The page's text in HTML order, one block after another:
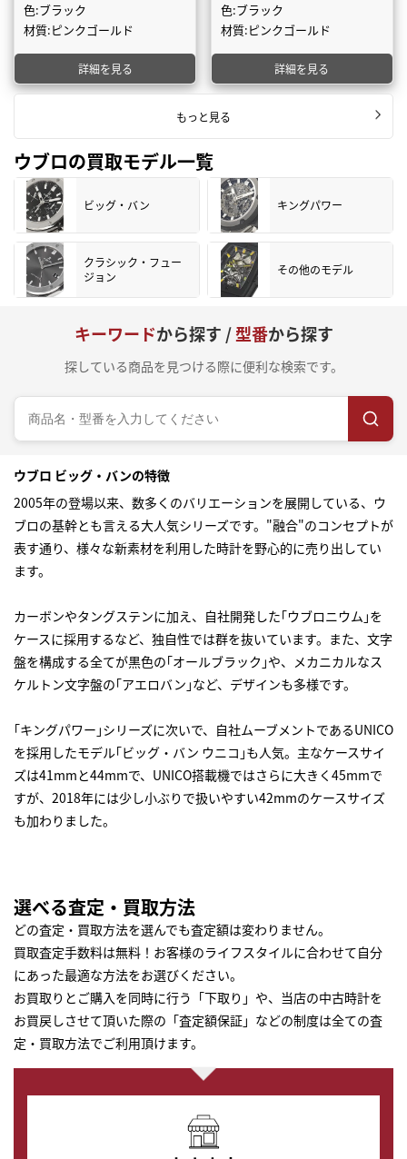
色:ブラック
材質:ピンクゴールド
詳細を見る
色:ブラック
材質:ピンクゴールド
詳細を見る
もっと見る
ウブロの買取モデル一覧
ビッグ・バン キングパワー
クラシック・フュー
ジョン
その他のモデル
キーワードから探す /型番から探す
探している商品を見つける際に便利な検索です。
ウブロ ビッグ・バンの特徴
2005年の登場以来、数多くのバリエーションを展開している、ウ
ブロの基幹とも言える大人気シリーズです。"融合"のコンセプトが
表す通り、様々な新素材を利用した時計を野心的に売り出してい
ます。
カーボンやタングステンに加え、自社開発した｢ウブロニウム｣を
ケースに採用するなど、独自性では群を抜いています。また、文字
盤を構成する全てが黒色の｢オールブラック｣や、メカニカルなス
ケルトン文字盤の｢アエロバン｣など、デザインも多様です。
｢キングパワー｣シリーズに次いで、自社ムーブメントであるUNICO
を採用したモデル｢ビッグ・バン ウニコ｣も人気。主なケースサイ
ズは41mmと44mmで、UNICO搭載機ではさらに大きく45mmで
すが、2018年には少し小ぶりで扱いやすい42mmのケースサイズ
も加わりました。
選べる査定・買取方法
どの査定・買取方法を選んでも査定額は変わりません。
買取査定手数料は無料！お客様のライフスタイルに合わせて自分
にあった最適な方法をお選びください。
お買取りとご購入を同時に行う「下取り」や、当店の中古時計を
お買戻しさせて頂いた際の「査定額保証」などの制度は全ての査
定・買取方法でご利用頂けます。